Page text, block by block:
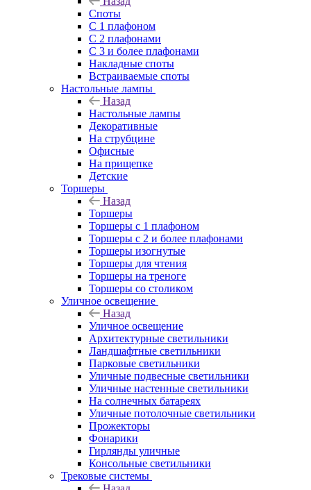
Споты
С 1 плафоном
С 2 плафонами
С 3 и более плафонами
Накладные споты
Встраиваемые споты
Настольные лампы
Назад
Настольные лампы
Декоративные
На струбцине
Офисные
На прищепке
Детские
Торшеры
Назад
Торшеры
Торшеры с 1 плафоном
Торшеры с 2 и более плафонами
Торшеры изогнутые
Торшеры для чтения
Торшеры на треноге
Торшеры со столиком
Уличное освещение
Назад
Уличное освещение
Архитектурные светильники
Ландшафтные светильники
Парковые светильники
Уличные подвесные светильники
Уличные настенные светильники
На солнечных батареях
Уличные потолочные светильники
Прожекторы
Фонарики
Гирлянды уличные
Консольные светильники
Трековые системы